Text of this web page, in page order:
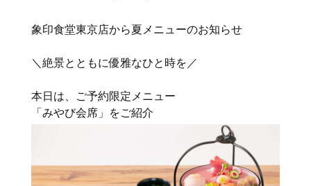
象印食堂東京店から夏メニューのお知らせ
＼絶景とともに優雅なひと時を／
本日は、ご予約限定メニュー
「みやび会席」をご紹介